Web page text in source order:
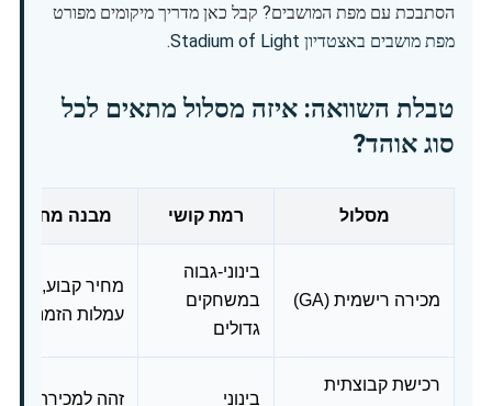
הסתבכת עם מפת המושבים? קבל כאן מדריך מיקומים מפורט
מפת מושבים באצטדיון Stadium of Light
.
טבלת השוואה: איזה מסלול מתאים לכל
סוג אוהד?
מסלול רמת קושי מבנה מחירים
מכירה רישמית (GA)
בינוני-גבוה
במשחקים
גדולים
מחיר קבוע, לפי
עמלות הזמנה
רכישת קבוצתית
בינוני זהה למכירה